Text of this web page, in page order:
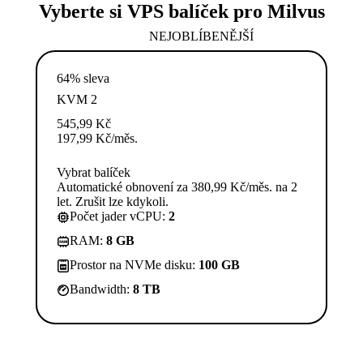
Vyberte si VPS balíček pro Milvus
NEJOBLÍBENĚJŠÍ
64% sleva
KVM 2
545,99 Kč
197,99 Kč/měs.
Vybrat balíček
Automatické obnovení za 380,99 Kč/měs. na 2
let. Zrušit lze kdykoli.
Počet jader vCPU: 2
RAM: 8 GB
Prostor na NVMe disku: 100 GB
Bandwidth: 8 TB